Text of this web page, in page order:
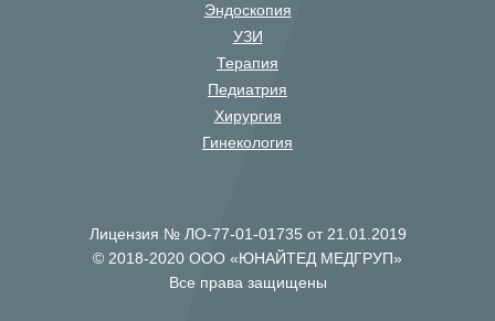
Эндоскопия
УЗИ
Терапия
Педиатрия
Хирургия
Гинекология
Лицензия № ЛО-77-01-01735 от 21.01.2019
© 2018-2020 ООО «ЮНАЙТЕД МЕДГРУП»
Все права защищены